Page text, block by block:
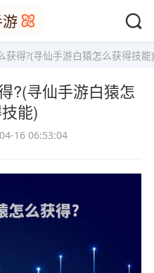
获得?(寻仙手游白猿怎么获得技能)
?(寻仙手游白猿怎
能)
16 06:53:04